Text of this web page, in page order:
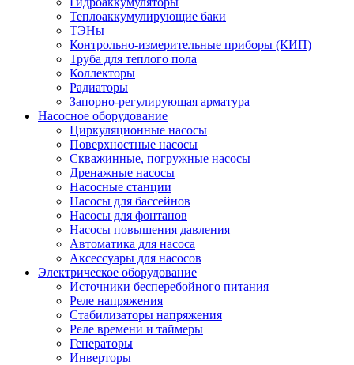
Теплоаккумулирующие баки
ТЭНы
Контрольно-измерительные приборы (КИП)
Труба для теплого пола
Коллекторы
Радиаторы
Запорно-регулирующая арматура
Насосное оборудование
Циркуляционные насосы
Поверхностные насосы
Скважинные, погружные насосы
Дренажные насосы
Насосные станции
Насосы для бассейнов
Насосы для фонтанов
Насосы повышения давления
Автоматика для насоса
Аксессуары для насосов
Электрическое оборудование
Источники бесперебойного питания
Реле напряжения
Стабилизаторы напряжения
Реле времени и таймеры
Генераторы
Инверторы